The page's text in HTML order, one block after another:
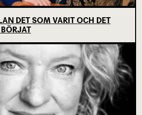
DET SOM VARIT OCH DET